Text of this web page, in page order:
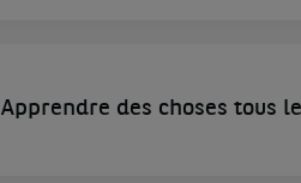
Apprendre des choses tous